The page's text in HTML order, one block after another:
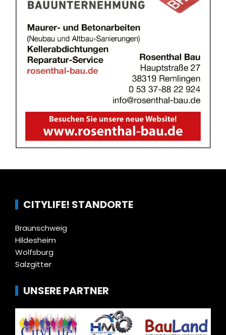
CITYLIFE! STANDORTE
Braunschweig
Hildesheim
Wolfsburg
Salzgitter
UNSERE PARTNER